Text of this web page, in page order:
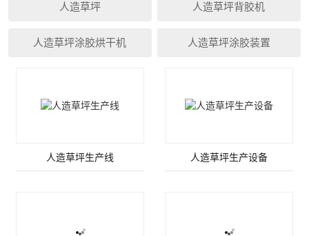
人造草坪 人造草坪背胶机
人造草坪涂胶烘干机 人造草坪涂胶装置
人造草坪生产线 人造草坪生产设备